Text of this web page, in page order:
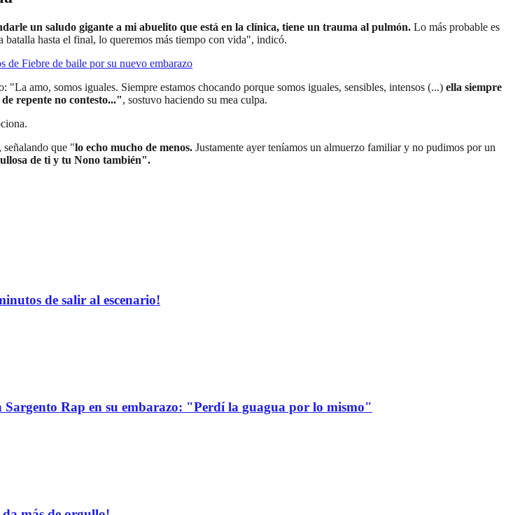
un saludo gigante a mi abuelito que está en la clínica, tiene un trauma al pulmón. Lo más probable es
hasta el final, lo queremos más tiempo con vida", indicó.
de Fiebre de baile por su nuevo embarazo
"La amo, somos iguales. Siempre estamos chocando porque somos iguales, sensibles, intensos (...) ella siempre
repente no contesto...", sostuvo haciendo su mea culpa.
que "lo echo mucho de menos. Justamente ayer teníamos un almuerzo familiar y no pudimos por un
de ti y tu Nono también".
de salir al escenario!
Rap en su embarazo: "Perdí la guagua por lo mismo"